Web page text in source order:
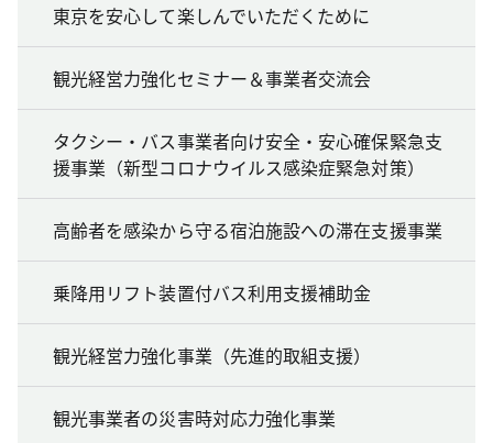
東京を安心して楽しんでいただくために
観光経営力強化セミナー＆事業者交流会
タクシー・バス事業者向け安全・安心確保緊急支
援事業（新型コロナウイルス感染症緊急対策）
高齢者を感染から守る宿泊施設への滞在支援事業
乗降用リフト装置付バス利用支援補助金
観光経営力強化事業（先進的取組支援）
観光事業者の災害時対応力強化事業